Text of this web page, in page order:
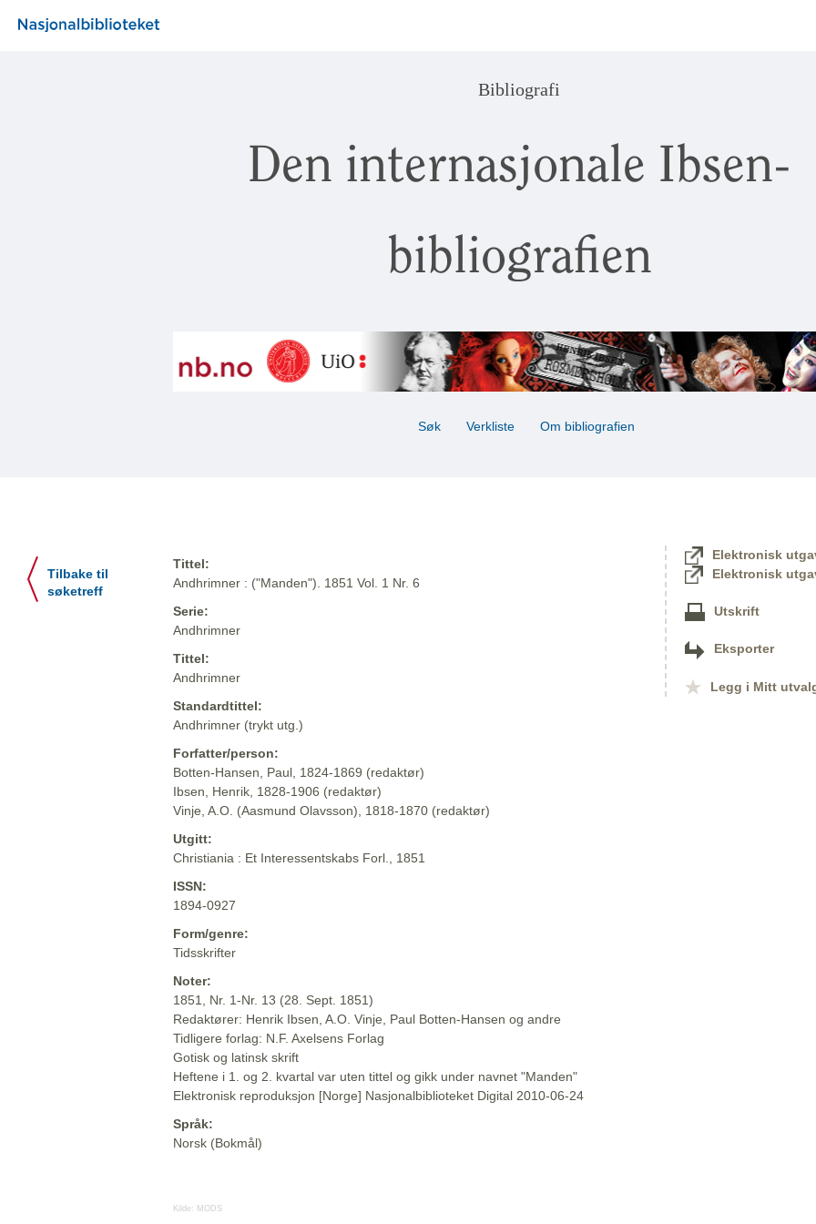
Bibliografi
Den internasjonale Ibsen-
bibliografien
Søk Verkliste Om bibliografien
Tilbake til
søketreff
Tittel:
Andhrimner : ("Manden"). 1851 Vol. 1 Nr. 6
Serie:
Andhrimner
Tittel:
Andhrimner
Standardtittel:
Andhrimner (trykt utg.)
Forfatter/person:
Botten-Hansen, Paul, 1824-1869 (redaktør)
Ibsen, Henrik, 1828-1906 (redaktør)
Vinje, A.O. (Aasmund Olavsson), 1818-1870 (redaktør)
Utgitt:
Christiania : Et Interessentskabs Forl., 1851
ISSN:
1894-0927
Form/genre:
Tidsskrifter
Noter:
1851, Nr. 1-Nr. 13 (28. Sept. 1851)
Redaktører: Henrik Ibsen, A.O. Vinje, Paul Botten-Hansen og andre
Tidligere forlag: N.F. Axelsens Forlag
Gotisk og latinsk skrift
Heftene i 1. og 2. kvartal var uten tittel og gikk under navnet "Manden"
Elektronisk reproduksjon [Norge] Nasjonalbiblioteket Digital 2010-06-24
Språk:
Norsk (Bokmål)
Kilde: MODS
Elektronisk
Elektronisk
Utskrift
Eksporter
Legg i Mitt